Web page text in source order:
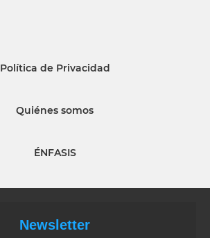
Política de Privacidad
Quiénes somos
ÉNFASIS
Newsletter